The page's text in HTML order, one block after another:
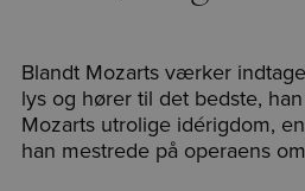
Blandt Mozarts værker
lys og hører til det bedste,
Mozarts utrolige idérigdom,
han mestrede på operaens